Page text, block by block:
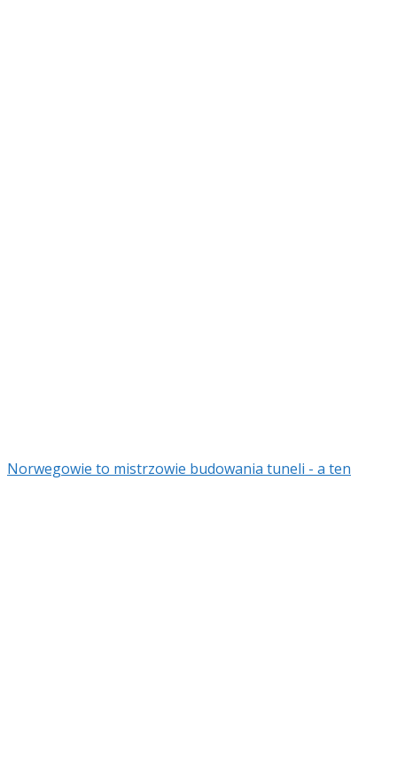
Norwegowie to mistrzowie budowania tuneli - a ten